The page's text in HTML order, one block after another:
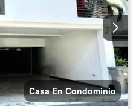
Casa En Condominio